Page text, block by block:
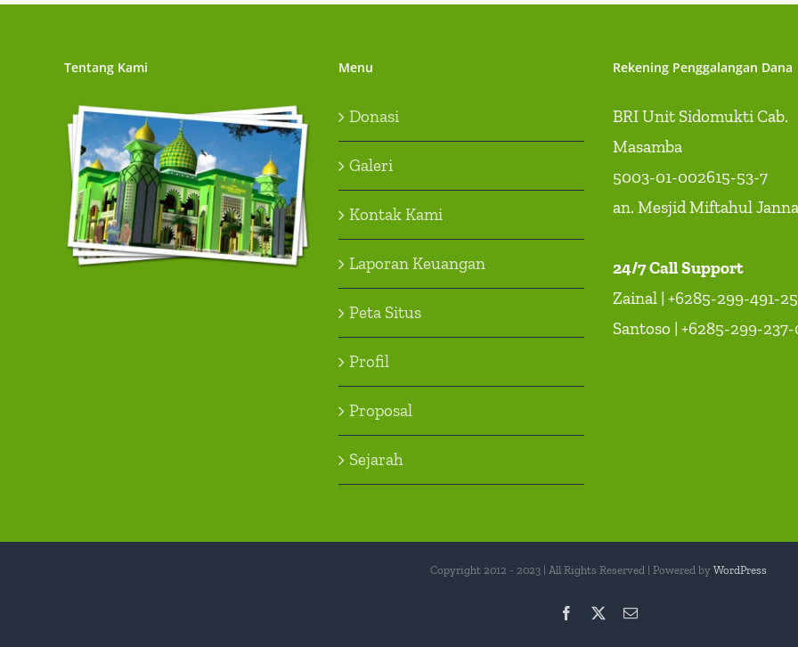
Tentang Kami Menu
Donasi
Galeri
Kontak Kami
Laporan Keuangan
Peta Situs
Profil
Proposal
Sejarah
Rekening Penggalangan Dana
BRI Unit Sidomukti Cab.
Masamba
5003-01-002615-53-7
an. Mesjid Miftahul
24/7 Call Support
Zainal | +6285-299-491-
Santoso | +6285-299-237-
Copyright 2012 - 2023 | All Rights Reserved | Powered by WordPress
Facebook Email